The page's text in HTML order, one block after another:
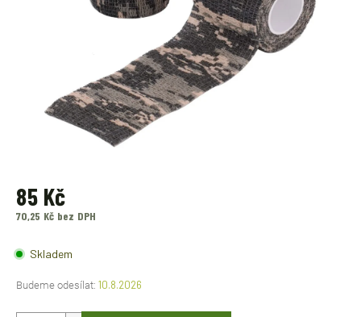
85 Kč
70,25 Kč bez DPH
cena:Skladem
10.8.2026